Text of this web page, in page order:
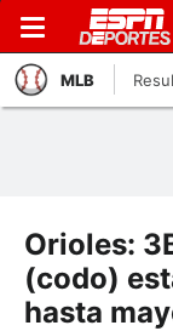
MLB
Orioles:
(codo)
hasta